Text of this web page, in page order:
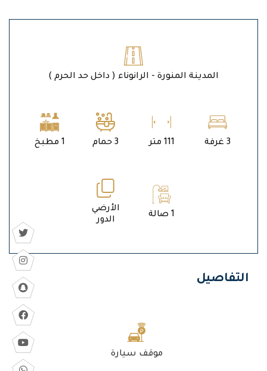
المدينة المنورة - الرانوناء ( داخل حد الحرم )
3 غرفة 111 متر 3 حمام 1 مطبخ
1 صالة
الأرضي
الدور
التفاصيل
موقف سيارة